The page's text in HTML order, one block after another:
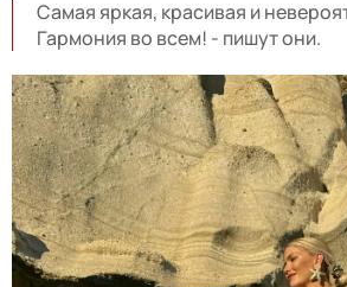
Самая яркая, красивая и
Гармония во всем! - пишут они.